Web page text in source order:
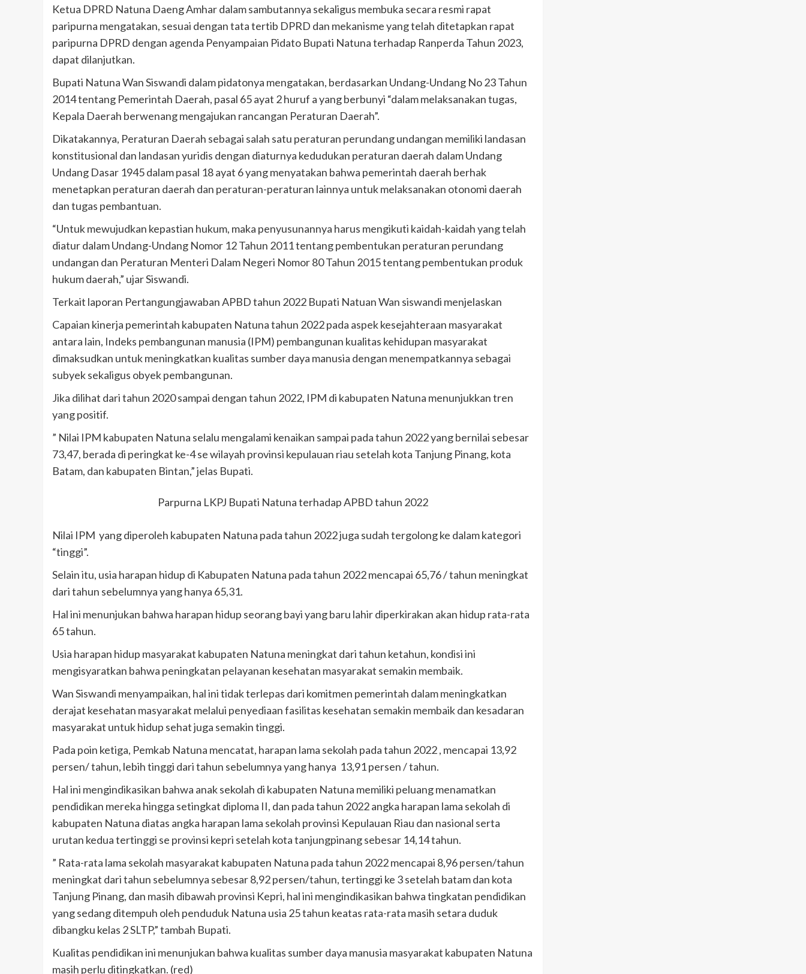
Ketua DPRD Natuna Daeng Amhar dalam sambutannya sekaligus membuka secara resmi rapat
paripurna mengatakan, sesuai dengan tata tertib DPRD dan mekanisme yang telah ditetapkan rapat
paripurna DPRD dengan agenda Penyampaian Pidato Bupati Natuna terhadap Ranperda Tahun 2023,
dapat dilanjutkan.
Bupati Natuna Wan Siswandi dalam pidatonya mengatakan, berdasarkan Undang-Undang No 23 Tahun
2014 tentang Pemerintah Daerah, pasal 65 ayat 2 huruf a yang berbunyi “dalam melaksanakan tugas,
Kepala Daerah berwenang mengajukan rancangan Peraturan Daerah”.
Dikatakannya, Peraturan Daerah sebagai salah satu peraturan perundang undangan memiliki landasan
konstitusional dan landasan yuridis dengan diaturnya kedudukan peraturan daerah dalam Undang
Undang Dasar 1945 dalam pasal 18 ayat 6 yang menyatakan bahwa pemerintah daerah berhak
menetapkan peraturan daerah dan peraturan-peraturan lainnya untuk melaksanakan otonomi daerah
dan tugas pembantuan.
“Untuk mewujudkan kepastian hukum, maka penyusunannya harus mengikuti kaidah-kaidah yang telah
diatur dalam Undang-Undang Nomor 12 Tahun 2011 tentang pembentukan peraturan perundang
undangan dan Peraturan Menteri Dalam Negeri Nomor 80 Tahun 2015 tentang pembentukan produk
hukum daerah,” ujar Siswandi.
Terkait laporan Pertangungjawaban APBD tahun 2022 Bupati Natuan Wan siswandi menjelaskan
Capaian kinerja pemerintah kabupaten Natuna tahun 2022 pada aspek kesejahteraan masyarakat
antara lain, Indeks pembangunan manusia (IPM) pembangunan kualitas kehidupan masyarakat
dimaksudkan untuk meningkatkan kualitas sumber daya manusia dengan menempatkannya sebagai
subyek sekaligus obyek pembangunan.
Jika dilihat dari tahun 2020 sampai dengan tahun 2022, IPM di kabupaten Natuna menunjukkan tren
yang positif.
” Nilai IPM kabupaten Natuna selalu mengalami kenaikan sampai pada tahun 2022 yang bernilai sebesar
73,47, berada di peringkat ke-4 se wilayah provinsi kepulauan riau setelah kota Tanjung Pinang, kota
Batam, dan kabupaten Bintan,” jelas Bupati.
Parpurna LKPJ Bupati Natuna terhadap APBD tahun 2022
Nilai IPM yang diperoleh kabupaten Natuna pada tahun 2022 juga sudah tergolong ke dalam kategori
“tinggi”.
Selain itu, usia harapan hidup di Kabupaten Natuna pada tahun 2022 mencapai 65,76 / tahun meningkat
dari tahun sebelumnya yang hanya 65,31.
Hal ini menunjukan bahwa harapan hidup seorang bayi yang baru lahir diperkirakan akan hidup rata-rata
65 tahun.
Usia harapan hidup masyarakat kabupaten Natuna meningkat dari tahun ketahun, kondisi ini
mengisyaratkan bahwa peningkatan pelayanan kesehatan masyarakat semakin membaik.
Wan Siswandi menyampaikan, hal ini tidak terlepas dari komitmen pemerintah dalam meningkatkan
derajat kesehatan masyarakat melalui penyediaan fasilitas kesehatan semakin membaik dan kesadaran
masyarakat untuk hidup sehat juga semakin tinggi.
Pada poin ketiga, Pemkab Natuna mencatat, harapan lama sekolah pada tahun 2022 , mencapai 13,92
persen/ tahun, lebih tinggi dari tahun sebelumnya yang hanya 13,91 persen / tahun.
Hal ini mengindikasikan bahwa anak sekolah di kabupaten Natuna memiliki peluang menamatkan
pendidikan mereka hingga setingkat diploma II, dan pada tahun 2022 angka harapan lama sekolah di
kabupaten Natuna diatas angka harapan lama sekolah provinsi Kepulauan Riau dan nasional serta
urutan kedua tertinggi se provinsi kepri setelah kota tanjungpinang sebesar 14,14 tahun.
” Rata-rata lama sekolah masyarakat kabupaten Natuna pada tahun 2022 mencapai 8,96 persen/tahun
meningkat dari tahun sebelumnya sebesar 8,92 persen/tahun, tertinggi ke 3 setelah batam dan kota
Tanjung Pinang, dan masih dibawah provinsi Kepri, hal ini mengindikasikan bahwa tingkatan pendidikan
yang sedang ditempuh oleh penduduk Natuna usia 25 tahun keatas rata-rata masih setara duduk
dibangku kelas 2 SLTP,” tambah Bupati.
Kualitas pendidikan ini menunjukan bahwa kualitas sumber daya manusia masyarakat kabupaten Natuna
masih perlu ditingkatkan. (red)